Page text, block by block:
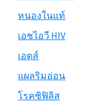
หนองในแท้
เอชไอวี HIV
เอดส์
แผลริมอ่อน
โรคซิฟิลิส